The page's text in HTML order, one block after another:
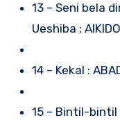
13 – Seni bela
Ueshiba : AIKIDO
14 – Kekal :
15 – Bintil-bintil